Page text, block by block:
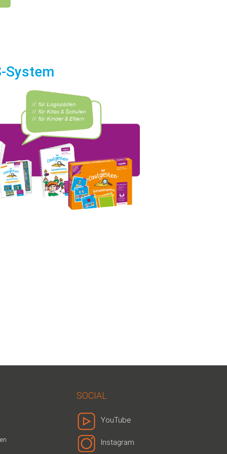
System
SOCIAL
YouTube
Instagram